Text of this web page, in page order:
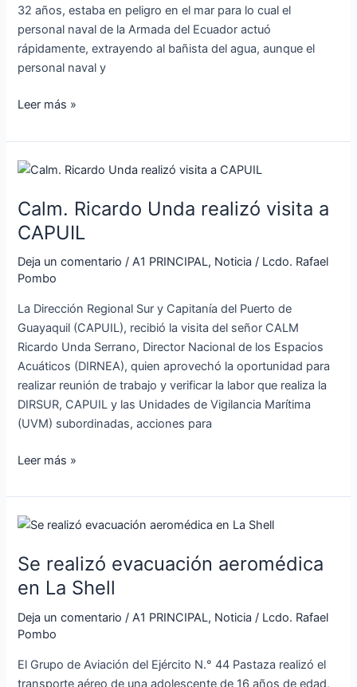
32 años, estaba en peligro en el mar para lo cual el
personal naval de la Armada del Ecuador actuó
rápidamente, extrayendo al bañista del agua, aunque el
personal naval y
Leer más »
Calm. Ricardo Unda realizó visita a
CAPUIL
Deja un comentario /A1 PRINCIPAL, Noticia / Lcdo. Rafael
Pombo
La Dirección Regional Sur y Capitanía del Puerto de
Guayaquil (CAPUIL), recibió la visita del señor CALM
Ricardo Unda Serrano, Director Nacional de los Espacios
Acuáticos (DIRNEA), quien aprovechó la oportunidad para
realizar reunión de trabajo y verificar la labor que realiza la
DIRSUR, CAPUIL y las Unidades de Vigilancia Marítima
(UVM) subordinadas, acciones para
Calm.
Unda
realizó
visita
a
CAPUIL
Leer más »
Se realizó evacuación aeromédica
en La Shell
Deja un comentario /A1 PRINCIPAL, Noticia / Lcdo. Rafael
Pombo
El Grupo de Aviación del Ejército N.° 44 Pastaza realizó el
transporte aéreo de una adolescente de 16 años de edad,
Se
evacuación
aeromédica
en
La
Shell